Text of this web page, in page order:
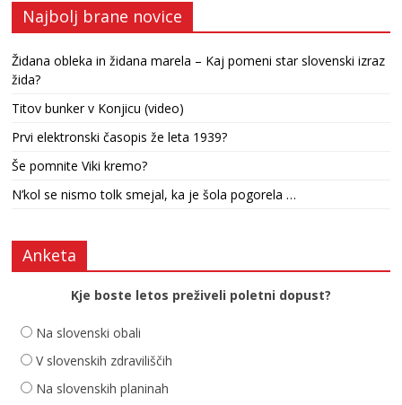
Najbolj brane novice
Židana obleka in židana marela – Kaj pomeni star slovenski izraz
žida?
Titov bunker v Konjicu (video)
Prvi elektronski časopis že leta 1939?
Še pomnite Viki kremo?
N’kol se nismo tolk smejal, ka je šola pogorela …
Anketa
Kje boste letos preživeli poletni dopust?
Na slovenski obali
V slovenskih zdraviliščih
Na slovenskih planinah